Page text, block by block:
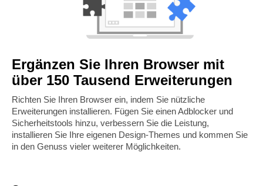
Ergänzen Sie Ihren Browser mit
über 150 Tausend Erweiterungen
Richten Sie Ihren Browser ein, indem Sie nützliche
Erweiterungen installieren. Fügen Sie einen Adblocker und
Sicherheitstools hinzu, verbessern Sie die Leistung,
installieren Sie Ihre eigenen Design-Themes und kommen Sie
in den Genuss vieler weiterer Möglichkeiten.